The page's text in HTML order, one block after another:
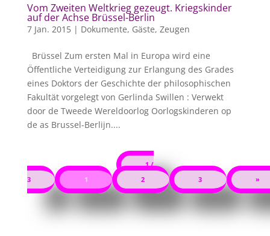
Vom Zweiten Weltkrieg gezeugt. Kriegskinder
auf der Achse Brüssel-Berlin
7 Jan. 2015| Dokumente, Gäste, Zeugen
Brüssel Zum ersten Mal in Europa wird eine
Öffentliche Verteidigung zur Erlangung des Grades
eines Doktors der Geschichte der philosophischen
Fakultät vorgelegt von Gerlinda Swillen : Verwekt
door de Tweede Wereldoorlog Oorlogskinderen op
de as Brussel-Berlijn....
1 /
3
1 2 3 »